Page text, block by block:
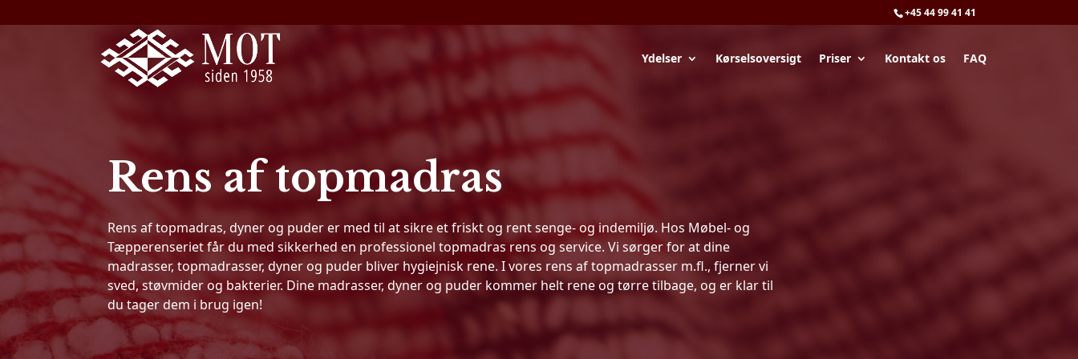
+45 44 99 41 41
Ydelser Kørselsoversigt Priser Kontakt os FAQ
Rens af topmadras
Rens af topmadras, dyner og puder er med til at sikre et friskt og rent senge- og indemiljø. Hos Møbel- og
Tæpperenseriet får du med sikkerhed en professionel topmadras rens og service. Vi sørger for at dine
madrasser, topmadrasser, dyner og puder bliver hygiejnisk rene. I vores rens af topmadrasser m.fl., fjerner vi
sved, støvmider og bakterier. Dine madrasser, dyner og puder kommer helt rene og tørre tilbage, og er klar til
du tager dem i brug igen!